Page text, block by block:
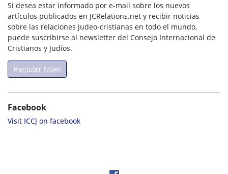
Si desea estar informado por e-mail sobre los nuevos
artículos publicados en JCRelations.net y recibir noticias
sobre las relaciones judeo-cristianas en todo el mundo,
puede suscribirse al newsletter del Consejo Internacional de
Cristianos y Judíos.
Register Now!
Facebook
Visit ICCJ on facebook